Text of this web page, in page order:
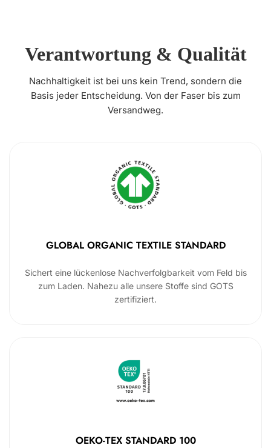
Verantwortung & Qualität
Nachhaltigkeit ist bei uns kein Trend, sondern die
Basis jeder Entscheidung. Von der Faser bis zum
Versandweg.
GLOBAL ORGANIC TEXTILE STANDARD
Sichert eine lückenlose Nachverfolgbarkeit vom Feld bis
zum Laden. Nahezu alle unsere Stoffe sind GOTS
zertifiziert.
OEKO-TEX STANDARD 100